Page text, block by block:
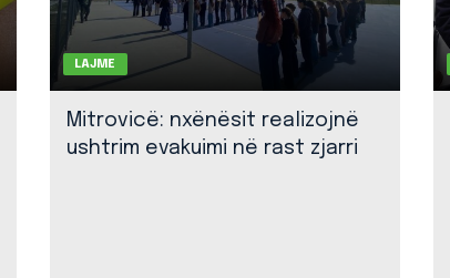
LAJME
Mitrovicë: nxënësit realizojnë
ushtrim evakuimi në rast zjarri